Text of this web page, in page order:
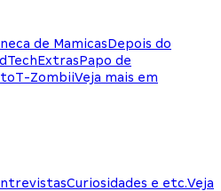
de MamicasDepois do
ExtrasPapo de
T-ZombiiVeja mais em
Curiosidades e etc.Veja